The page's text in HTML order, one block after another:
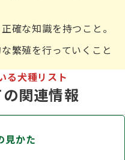
確な知識を持つこと。
繁殖を行っていくこと
る犬種リスト
関連情報
見かた